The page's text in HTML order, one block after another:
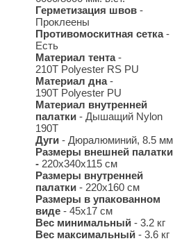
Герметизация швов -
Проклеены
Противомоскитная сетка-
Есть
Материал тента-
210T Polyester RS PU
Материал дна-
190T Polyester PU
Материал внутренней
палатки - Дышащий Nylon
190T
Дуги - Дюралюминий, 8.5 мм
Размеры внешней палатки
- 220х340х115 см
Размеры внутренней
палатки - 220х160 см
Размеры в упакованном
виде - 45x17 см
Вес минимальный - 3.2 кг
Вес максимальный - 3.6 кг